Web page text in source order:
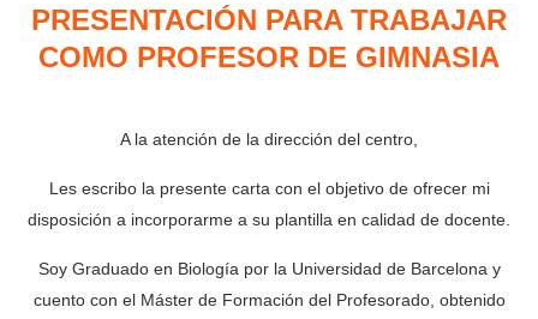
PRESENTACIÓN PARA TRABAJAR
COMO PROFESOR DE GIMNASIA
A la atención de la dirección del centro,
Les escribo la presente carta con el objetivo de ofrecer mi
disposición a incorporarme a su plantilla en calidad de docente.
Soy Graduado en Biología por la Universidad de Barcelona y
cuento con el Máster de Formación del Profesorado, obtenido